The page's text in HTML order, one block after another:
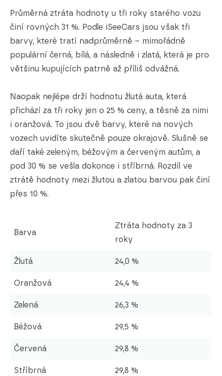
Průměrná ztráta hodnoty u tři roky starého vozu
činí rovných 31 %. Podle iSeeCars jsou však tři
barvy, které tratí nadprůměrně – mimořádně
populární černá, bílá, a následně i zlatá, která je pro
většinu kupujících patrně až příliš odvážná.
Naopak nejlépe drží hodnotu žlutá auta, která
přichází za tři roky jen o 25 % ceny, a těsně za nimi
i oranžová. To jsou dvě barvy, které na nových
vozech uvidíte skutečně pouze okrajově. Slušně se
daří také zeleným, béžovým a červeným autům, a
pod 30 % se vešla dokonce i stříbrná. Rozdíl ve
ztrátě hodnoty mezi žlutou a zlatou barvou pak činí
přes 10 %.
Barva
Ztráta hodnoty za 3
roky
Žlutá 24,0 %
Oranžová 24,4 %
Zelená 26,3 %
Béžová 29,5 %
Červená 29,8 %
Stříbrná 29,8 %